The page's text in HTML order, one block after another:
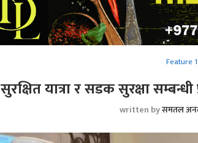
Feature 1
सुरक्षित यात्रा र सडक सुरक्षा
written byसमतल